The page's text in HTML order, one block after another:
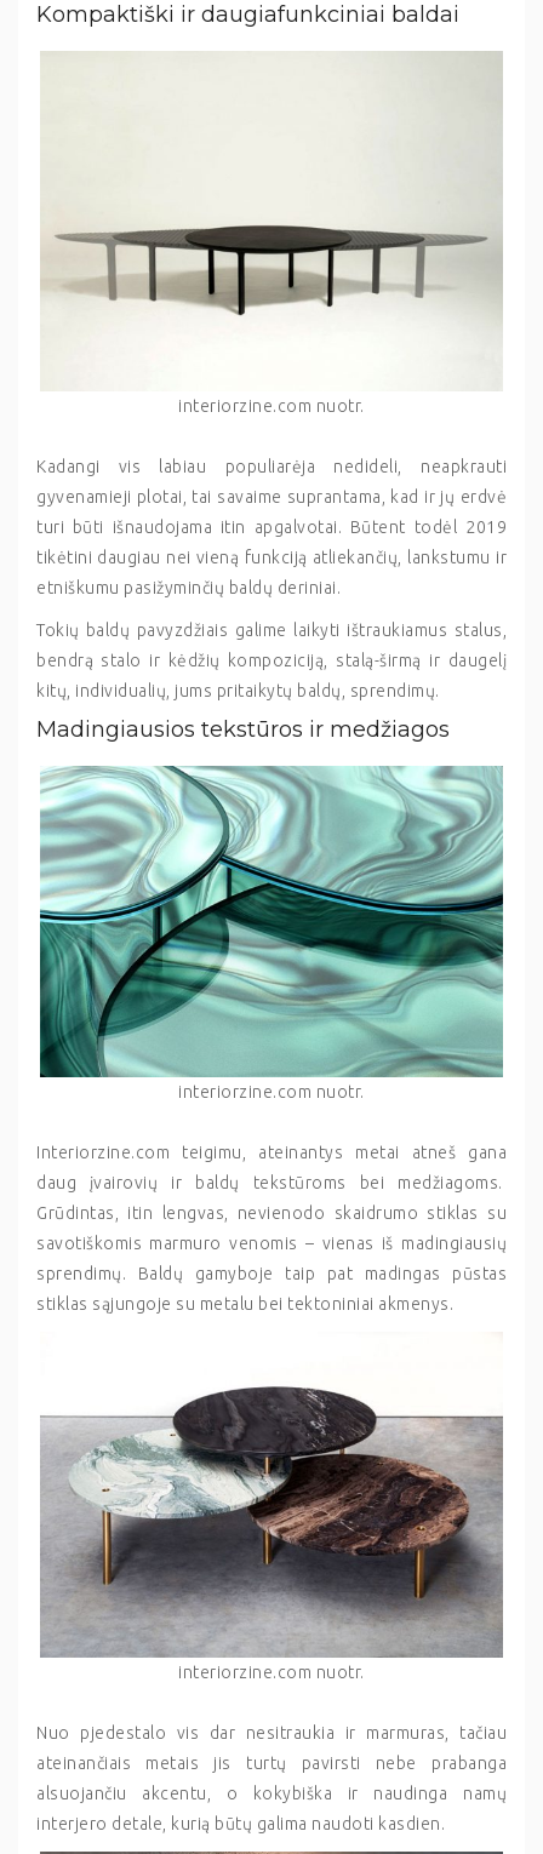
Kompaktiški ir daugiafunkciniai baldai
interiorzine.com nuotr.
Kadangi vis labiau populiarėja nedideli, neapkrauti
gyvenamieji plotai, tai savaime suprantama, kad ir jų erdvė
turi būti išnaudojama itin apgalvotai. Būtent todėl 2019
tikėtini daugiau nei vieną funkciją atliekančių, lankstumu ir
etniškumu pasižyminčių baldų deriniai.
Tokių baldų pavyzdžiais galime laikyti ištraukiamus stalus,
bendrą stalo ir kėdžių kompoziciją, stalą-širmą ir daugelį
kitų, individualių, jums pritaikytų baldų, sprendimų.
Madingiausios tekstūros ir medžiagos
interiorzine.com nuotr.
Interiorzine.com teigimu, ateinantys metai atneš gana
daug įvairovių ir baldų tekstūroms bei medžiagoms.
Grūdintas, itin lengvas, nevienodo skaidrumo stiklas su
savotiškomis marmuro venomis – vienas iš madingiausių
sprendimų. Baldų gamyboje taip pat madingas pūstas
stiklas sąjungoje su metalu bei tektoniniai akmenys.
interiorzine.com nuotr.
Nuo pjedestalo vis dar nesitraukia ir marmuras, tačiau
ateinančiais metais jis turtų pavirsti nebe prabanga
alsuojančiu akcentu, o kokybiška ir naudinga namų
interjero detale, kurią būtų galima naudoti kasdien.